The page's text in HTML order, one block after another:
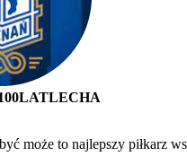
być może to najlepszy piłkarz